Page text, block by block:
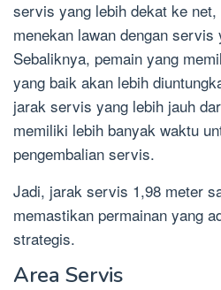
servis yang lebih dekat ke
menekan lawan dengan
Sebaliknya, pemain yang
yang baik akan lebih
jarak servis yang lebih jauh
memiliki lebih banyak waktu
pengembalian servis.
Jadi, jarak servis 1,98 meter
memastikan permainan yang
strategis.
Area Servis